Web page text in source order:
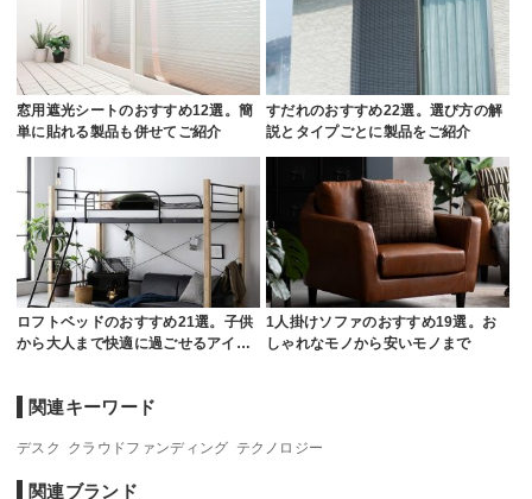
窓用遮光シートのおすすめ12選。簡
単に貼れる製品も併せてご紹介
すだれのおすすめ22選。選び方の解
説とタイプごとに製品をご紹介
ロフトベッドのおすすめ21選。子供
から大人まで快適に過ごせるアイ…
1人掛けソファのおすすめ19選。お
しゃれなモノから安いモノまで
関連キーワード
デスク クラウドファンディング テクノロジー
関連ブランド